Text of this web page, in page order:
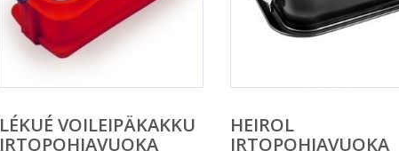
LÉKUÉ VOILEIPÄKAKKU
IRTOPOHJAVUOKA
HEIROL
IRTOPOHJAVUOKA